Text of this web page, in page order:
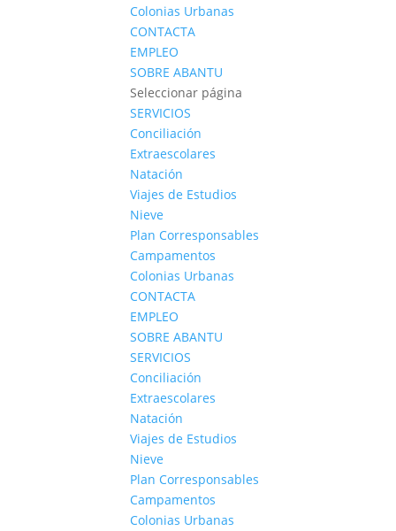
Colonias Urbanas
CONTACTA
EMPLEO
SOBRE ABANTU
Seleccionar página
SERVICIOS
Conciliación
Extraescolares
Natación
Viajes de Estudios
Nieve
Plan Corresponsables
Campamentos
Colonias Urbanas
CONTACTA
EMPLEO
SOBRE ABANTU
SERVICIOS
Conciliación
Extraescolares
Natación
Viajes de Estudios
Nieve
Plan Corresponsables
Campamentos
Colonias Urbanas